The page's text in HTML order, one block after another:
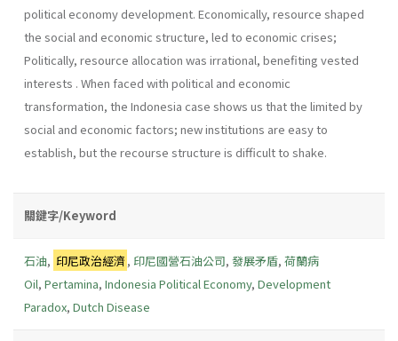
political economy development. Economically, resource shaped
the social and economic structure, led to economic crises;
Politically, resource allocation was irrational, benefiting vested
interests . When faced with political and economic
transformation, the Indonesia case shows us that the limited by
social and economic factors; new institutions are easy to
establish, but the recourse structure is difficult to shake.
關鍵字/Keyword
石油, 印尼政治經濟 , 印尼國營石油公司,發展矛盾,荷蘭病
Oil, Pertamina, Indonesia Political Economy, Development
Paradox, Dutch Disease